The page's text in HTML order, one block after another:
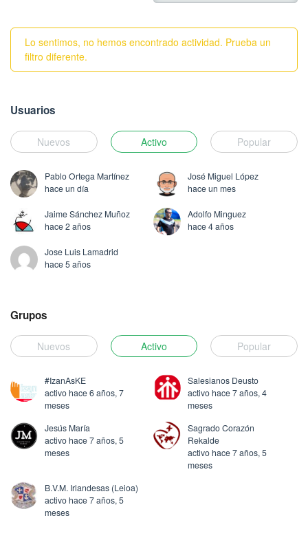
Lo sentimos, no hemos encontrado actividad. Prueba un
filtro diferente.
Usuarios
Nuevos Activo Popular
Pablo Ortega Martínez
hace un día
José Miguel López
hace un mes
Jaime Sánchez Muñoz
hace 2 años
Adolfo Minguez
hace 4 años
Jose Luis Lamadrid
hace 5 años
Grupos
Nuevos Activo Popular
#IzanAsKE
activo hace 6 años, 7
meses
Salesianos Deusto
activo hace 7 años, 4
meses
Jesús María
activo hace 7 años, 5
meses
Sagrado Corazón
Rekalde
activo hace 7 años, 5
meses
B.V.M. Irlandesas (Leioa)
activo hace 7 años, 5
meses